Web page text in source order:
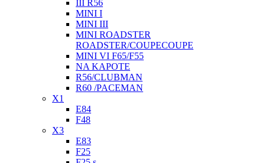
III R56
MINI I
MINI III
MINI ROADSTER
ROADSTER/COUPECOUPE
MINI VI F65/F55
NA KAPOTE
R56/CLUBMAN
R60 /PACEMAN
X1
E84
F48
X3
E83
F25